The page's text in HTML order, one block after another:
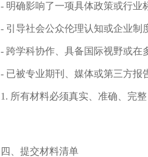
- 明确影响了一项具体政策或行业
- 引导社会公众伦理认知或企业制
- 跨学科协作、具备国际视野或在
- 已被专业期刊、媒体或第三方报
1. 所有材料必须真实、准确、完
四、提交材料清单